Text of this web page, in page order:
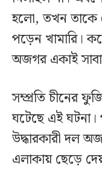
হলো, তখন তাকে
পড়েন খামারি।
অজগর একাই
সম্প্রতি চীনের
ঘটেছে এই ঘটনা।
উদ্ধারকারী দল
এলাকায় ছেড়ে